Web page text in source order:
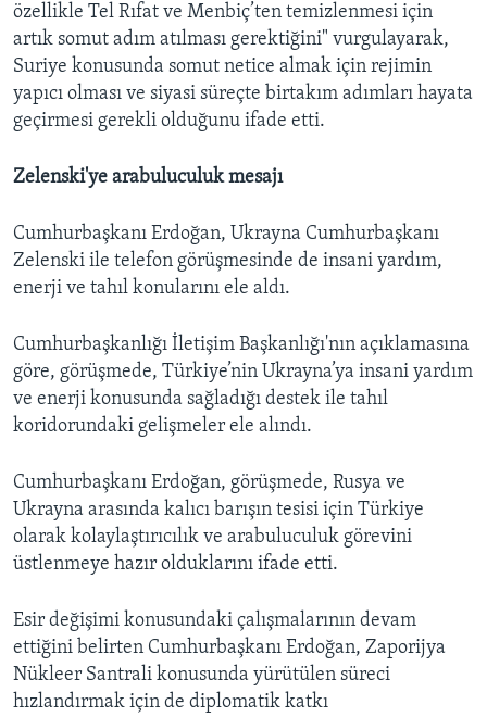
özellikle Tel Rıfat ve Menbiç’ten temizlenmesi için
artık somut adım atılması gerektiğini" vurgulayarak,
Suriye konusunda somut netice almak için rejimin
yapıcı olması ve siyasi süreçte birtakım adımları hayata
geçirmesi gerekli olduğunu ifade etti.
Zelenski'ye arabuluculuk mesajı
Cumhurbaşkanı Erdoğan, Ukrayna Cumhurbaşkanı
Zelenski ile telefon görüşmesinde de insani yardım,
enerji ve tahıl konularını ele aldı.
Cumhurbaşkanlığı İletişim Başkanlığı'nın açıklamasına
göre, görüşmede, Türkiye’nin Ukrayna’ya insani yardım
ve enerji konusunda sağladığı destek ile tahıl
koridorundaki gelişmeler ele alındı.
Cumhurbaşkanı Erdoğan, görüşmede, Rusya ve
Ukrayna arasında kalıcı barışın tesisi için Türkiye
olarak kolaylaştırıcılık ve arabuluculuk görevini
üstlenmeye hazır olduklarını ifade etti.
Esir değişimi konusundaki çalışmalarının devam
ettiğini belirten Cumhurbaşkanı Erdoğan, Zaporijya
Nükleer Santrali konusunda yürütülen süreci
hızlandırmak için de diplomatik katkı